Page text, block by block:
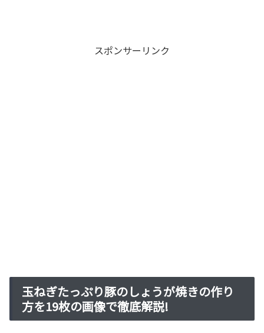
スポンサーリンク
玉ねぎたっぷり豚のしょうが焼きの作り
方を19枚の画像で徹底解説!